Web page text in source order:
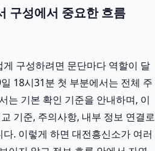
구성에서 중요한 흐름
구성하려면 문단마다 역할이 달
18시31분 첫 부분에서는 전체 주
는 기본 확인 기준을 안내하며, 이
기준, 주의사항, 내부 정보 연결로
. 이렇게 하면 대전흥신소가 여러